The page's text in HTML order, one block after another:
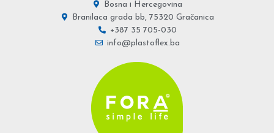
Bosna i Hercegovina
Branilaca grada bb, 75320 Gračanica
+387 35 705-030
info@plastoflex.ba